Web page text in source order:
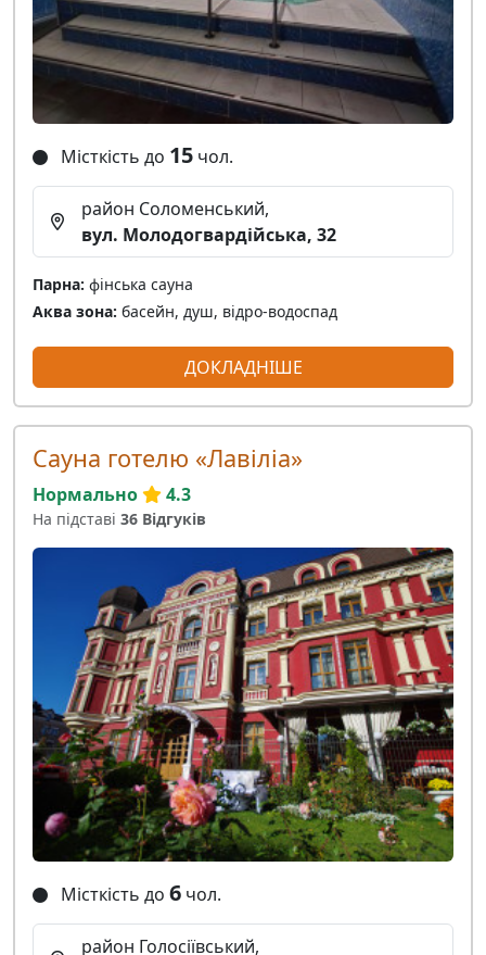
Місткість до 15 чол.
район Соломенський,
вул. Молодогвардійська, 32
Парна: фінська сауна
Аква зона: басейн, душ, відро-водоспад
ДОКЛАДНІШЕ
Сауна готелю «Лавіліа»
Нормально 4.3
На підставі 36 Відгуків
Місткість до 6 чол.
район Голосіївський,